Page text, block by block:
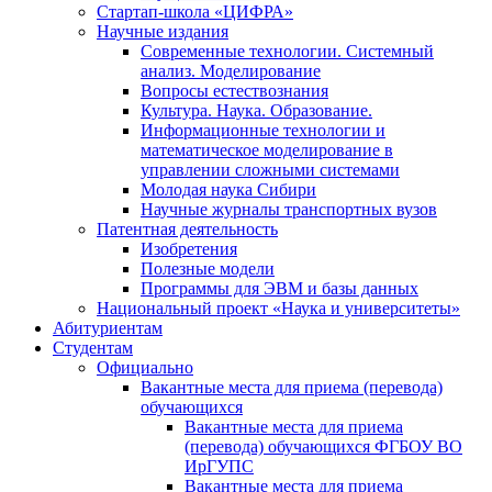
Стартап-школа «ЦИФРА»
Научные издания
Современные технологии. Системный
анализ. Моделирование
Вопросы естествознания
Культура. Наука. Образование.
Информационные технологии и
математическое моделирование в
управлении сложными системами
Молодая наука Сибири
Научные журналы транспортных вузов
Патентная деятельность
Изобретения
Полезные модели
Программы для ЭВМ и базы данных
Национальный проект «Наука и университеты»
Абитуриентам
Студентам
Официально
Вакантные места для приема (перевода)
обучающихся
Вакантные места для приема
(перевода) обучающихся ФГБОУ ВО
ИрГУПС
Вакантные места для приема